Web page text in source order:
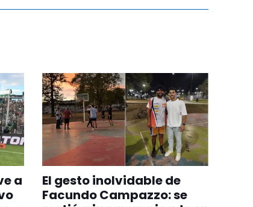
a
El gesto inolvidable de
Facundo Campazzo: se